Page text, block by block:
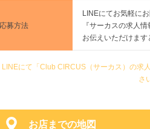
応募方法
LINEにてお気軽に
『サーカスの求人
お伝えいただけま
LINEにて「Club CIRCUS（サーカス）の求
さ
お店までの地図